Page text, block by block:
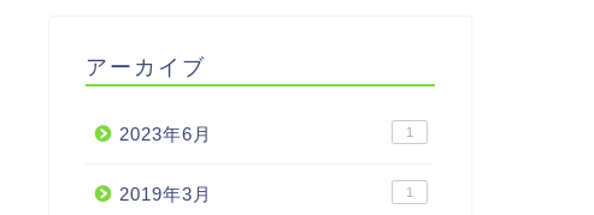
アーカイブ
2023年6月 1
2019年3月 1